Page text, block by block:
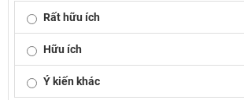
Rất hữu ích
Hữu ích
Ý kiến khác